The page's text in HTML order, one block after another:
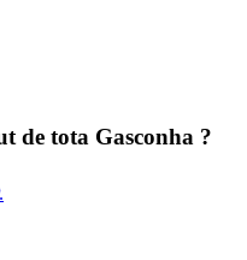
de tota Gasconha ?